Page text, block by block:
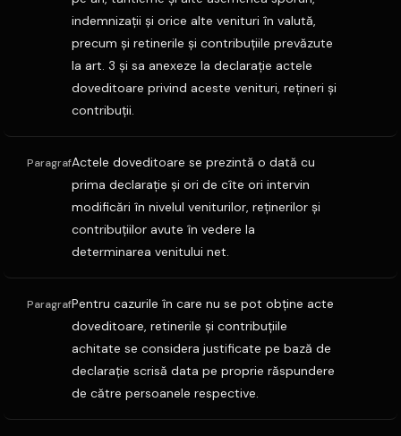
indemnizaţii şi orice alte venituri în valută,
precum şi retinerile şi contribuţiile prevăzute
la art. 3 şi sa anexeze la declaraţie actele
doveditoare privind aceste venituri, reţineri şi
contribuţii.
ParagrafActele doveditoare se prezintă o dată cu
prima declaraţie şi ori de cîte ori intervin
modificări în nivelul veniturilor, reţinerilor şi
contribuţiilor avute în vedere la
determinarea venitului net.
ParagrafPentru cazurile în care nu se pot obţine acte
doveditoare, retinerile şi contribuţiile
achitate se considera justificate pe bază de
declaraţie scrisă data pe proprie răspundere
de către persoanele respective.